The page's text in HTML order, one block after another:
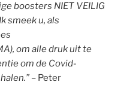
boosters NIET VEILIG
smeek u, als
om alle druk uit te
om de Covid-
– Peter